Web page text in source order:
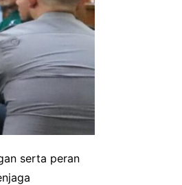
serta peran